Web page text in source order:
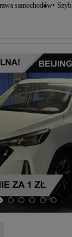
samochodów